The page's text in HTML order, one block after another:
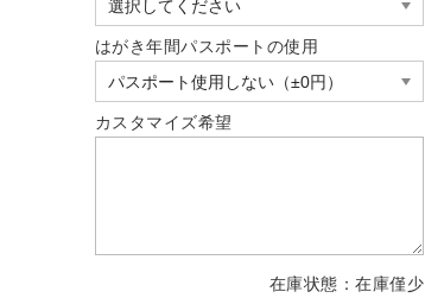
はがき年間パスポートの使用
カスタマイズ希望
在庫状態：在庫僅少